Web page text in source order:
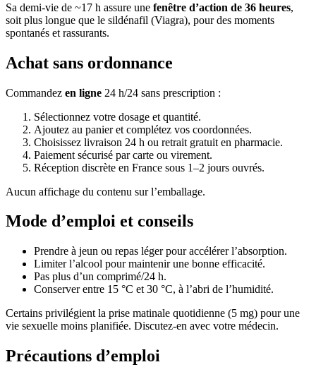
Sa demi-vie de ~17 h assure une fenêtre d’action de 36 heures,
soit plus longue que le sildénafil (Viagra), pour des moments
spontanés et rassurants.
Achat sans ordonnance
Commandez en ligne 24 h/24 sans prescription :
Sélectionnez votre dosage et quantité.
Ajoutez au panier et complétez vos coordonnées.
Choisissez livraison 24 h ou retrait gratuit en pharmacie.
Paiement sécurisé par carte ou virement.
Réception discrète en France sous 1–2 jours ouvrés.
Aucun affichage du contenu sur l’emballage.
Mode d’emploi et conseils
Prendre à jeun ou repas léger pour accélérer l’absorption.
Limiter l’alcool pour maintenir une bonne efficacité.
Pas plus d’un comprimé/24 h.
Conserver entre 15 °C et 30 °C, à l’abri de l’humidité.
Certains privilégient la prise matinale quotidienne (5 mg) pour une
vie sexuelle moins planifiée. Discutez-en avec votre médecin.
Précautions d’emploi